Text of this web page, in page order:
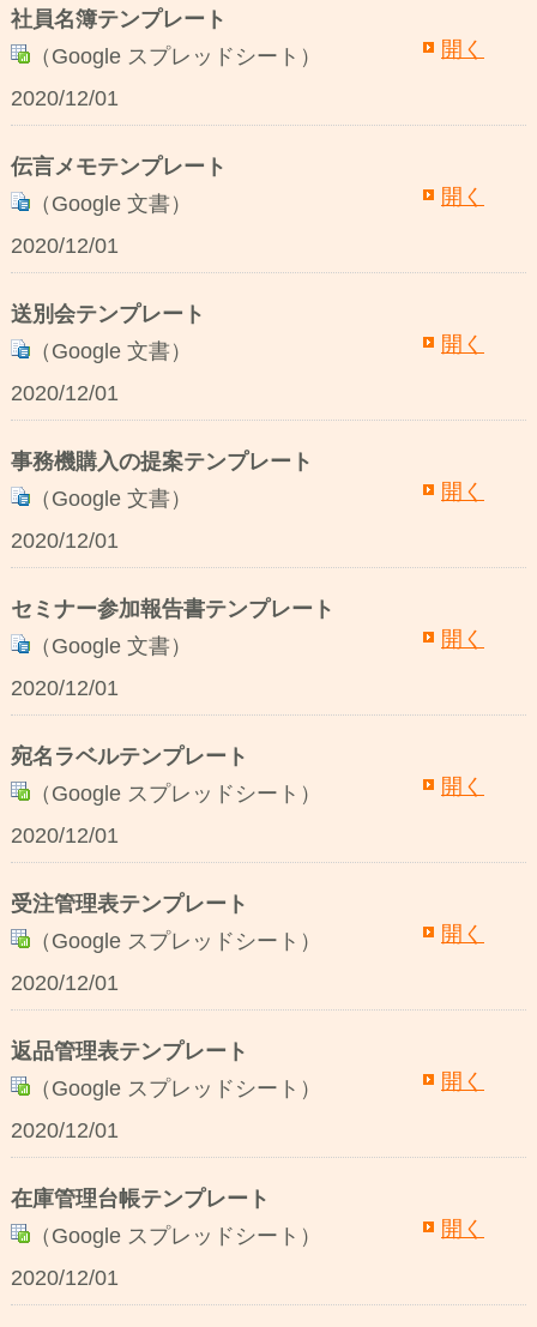
社員名簿テンプレート
（Google スプレッドシート）
開く
2020/12/01
伝言メモテンプレート
（Google 文書）
開く
2020/12/01
送別会テンプレート
（Google 文書）
開く
2020/12/01
事務機購入の提案テンプレート
（Google 文書）
開く
2020/12/01
セミナー参加報告書テンプレート
（Google 文書）
開く
2020/12/01
宛名ラベルテンプレート
（Google スプレッドシート）
開く
2020/12/01
受注管理表テンプレート
（Google スプレッドシート）
開く
2020/12/01
返品管理表テンプレート
（Google スプレッドシート）
開く
2020/12/01
在庫管理台帳テンプレート
（Google スプレッドシート）
開く
2020/12/01